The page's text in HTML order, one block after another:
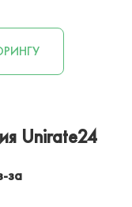
Unirate24
за